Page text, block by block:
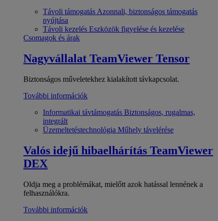
Távoli támogatás Azonnali, biztonságos támogatás
nyújtása
Távoli kezelés Eszközök figyelése és kezelése
Csomagok és árak
Nagyvállalat TeamViewer Tensor
Biztonságos műveletekhez kialakított távkapcsolat.
További információk
Informatikai távtámogatás Biztonságos, rugalmas,
integrált
Üzemeltetéstechnológia Műhely távelérése
Valós idejű hibaelhárítás TeamViewer
DEX
Oldja meg a problémákat, mielőtt azok hatással lennének a
felhasználókra.
További információk